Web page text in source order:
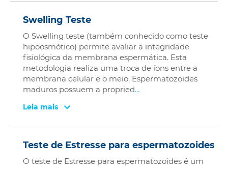
Swelling Teste
O Swelling teste (também conhecido como teste
hipoosmótico) permite avaliar a integridade
fisiológica da membrana espermática. Esta
metodologia realiza uma troca de íons entre a
membrana celular e o meio. Espermatozoides
maduros possuem a propried...
Leia mais
Teste de Estresse para espermatozoides
O teste de Estresse para espermatozoides é um